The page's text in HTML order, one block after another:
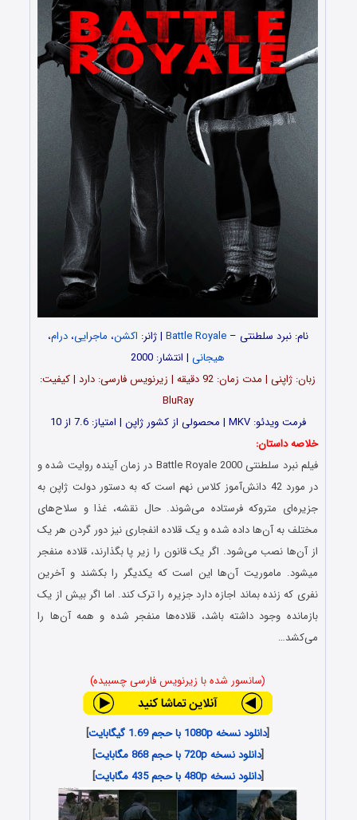
نام: نبرد سلطنتی –Battle Royale | ژانر: اکشن، ماجرایی،درام،
هیجانی | انتشار: 2000
زبان: ژاپنی | مدت زمان: 92 دقیقه | زیرنویس فارسی: دارد | کیفیت:
BluRay
فرمت ویدئو: MKV | محصولی از کشور ژاپن | امتیاز: 7.6 از 10
خلاصه داستان:
فیلم نبرد سلطنتی Battle Royale 2000 در زمان آینده روایت شده و
در مورد 42 دانش‌آموز کلاس نهم است که به دستور دولت ژاپن به
جزیره‌ای متروکه فرستاده می‌شوند. حال نقشه، غذا و سلاح‌های
مختلف به آن‌ها داده شده و یک قلاده انفجاری نیز دور گردن هر یک
از آن‌ها نصب می‌شود. اگر یک قانون را زیر پا بگذارند، قلاده منفجر
می‎شود. ماموریت آن‌ها این است که یکدیگر را بکشند و آخرین
نفری که زنده بماند اجازه دارد جزیره را ترک کند. اما اگر بیش از یک
بازمانده وجود داشته باشد، قلاده‌ها منفجر شده و همه آن‌ها را
می‌کشد…
(سانسور شده با زیرنویس فارسی چسبیده)
[دانلود نسخه 1080p با حجم 1.69 گیگابایت
]
[دانلود نسخه 720p با حجم 868 مگابایت
]
[دانلود نسخه 480p با حجم 435 مگابایت ]